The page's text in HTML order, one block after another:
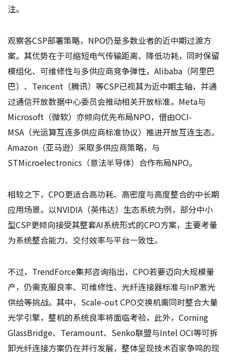
注。
观察各CSP部署策略，NPO仍是多数业者的近中期过渡方
案。其优势在于可缩短电气传输距离、降低功耗，同时保留
模组化、可维修性与多供应商竞争弹性，Alibaba（阿里巴
巴）、Tencent（腾讯）等CSP已视其为近中期主轴，并通
过通信开放数据中心委员会推动相关开放标准。Meta与
Microsoft（微软）亦倾向优先布局NPO，借由OCI-
MSA（光运算互连多供应商标准协议）推进开放互连生态。
Amazon（亚马逊）采取多供应商策略，与
STMicroelectronics（意法半导体）合作布局NPO。
相较之下，CPO更适合高功耗、高密度与高度整合的中长期
应用场景。以NVIDIA（英伟达）生态系统为例，部分中小
型CSP更倾向接受其整套AI系统形式的CPO方案，主要考量
为系统整合能力、交付效率与平台一致性。
不过，TrendForce集邦咨询指出，CPO若要迈向大规模量
产，仍需克服良率、可维修性、光纤连接器标准与InP激光
供给等挑战。其中，Scale-out CPO交换机需同时整合大量
光学引擎，整机的系统良率将面临考验，此外，Corning
GlassBridge、Teramount、Senko联盟与Intel OCI等可拆
卸光纤连接方案仍在并行发展，整体呈现技术百家争鸣的现